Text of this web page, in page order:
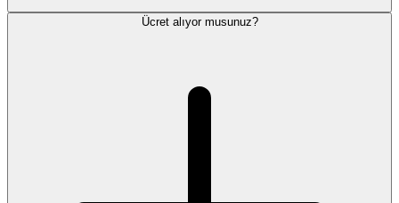
Ücret alıyor musunuz?